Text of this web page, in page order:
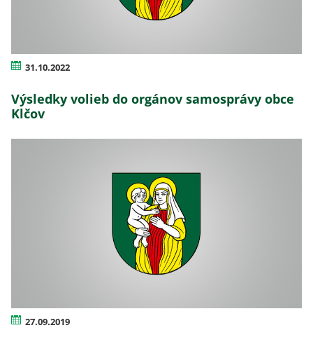
31.10.2022
Výsledky volieb do orgánov samosprávy obce
Klčov
27.09.2019